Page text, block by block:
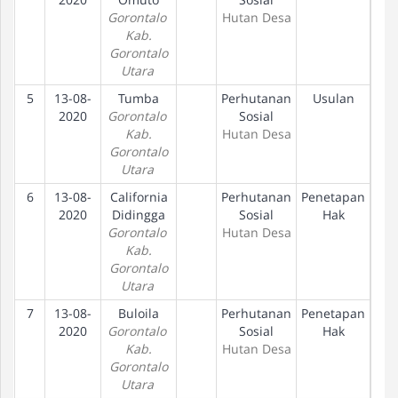
Gorontalo
Kab.
Gorontalo
Utara
Hutan Desa
5
13-08-
2020
Tumba
Gorontalo
Kab.
Gorontalo
Utara
Perhutanan
Sosial
Hutan Desa
Usulan
6
13-08-
2020
California
Didingga
Gorontalo
Kab.
Gorontalo
Utara
Perhutanan
Sosial
Hutan Desa
Penetapan
Hak
7
13-08-
2020
Buloila
Gorontalo
Kab.
Gorontalo
Utara
Perhutanan
Sosial
Hutan Desa
Penetapan
Hak